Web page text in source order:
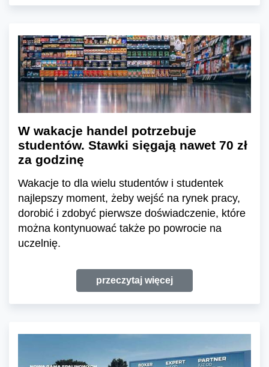
W wakacje handel potrzebuje
studentów. Stawki sięgają nawet 70 zł
za godzinę
Wakacje to dla wielu studentów i studentek
najlepszy moment, żeby wejść na rynek pracy,
dorobić i zdobyć pierwsze doświadczenie, które
można kontynuować także po powrocie na
uczelnię.
przeczytaj więcej